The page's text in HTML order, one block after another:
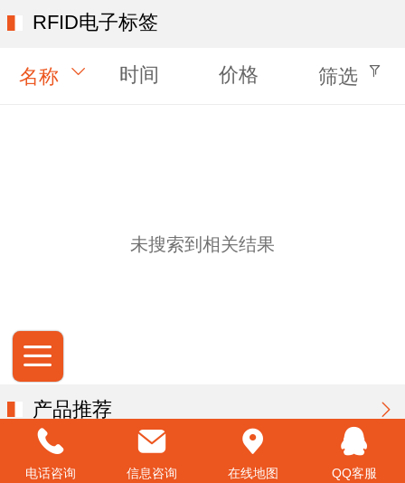
RFID电子标签
名称 时间 价格 筛选
未搜索到相关结果
产品推荐
电话咨询 信息咨询 在线地图 QQ客服